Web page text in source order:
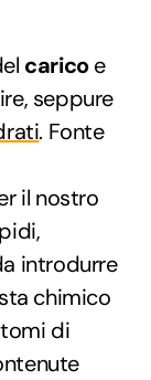
caricoe
seppure
. Fonte
il nostro
introdurre
chimico
di